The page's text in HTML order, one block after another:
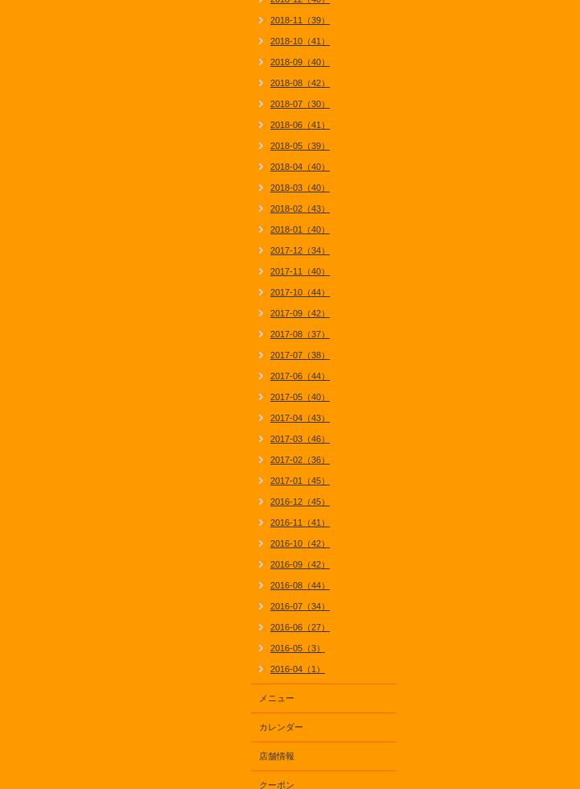
2018-11（39）
2018-10（41）
2018-09（40）
2018-08（42）
2018-07（30）
2018-06（41）
2018-05（39）
2018-04（40）
2018-03（40）
2018-02（43）
2018-01（40）
2017-12（34）
2017-11（40）
2017-10（44）
2017-09（42）
2017-08（37）
2017-07（38）
2017-06（44）
2017-05（40）
2017-04（43）
2017-03（46）
2017-02（36）
2017-01（45）
2016-12（45）
2016-11（41）
2016-10（42）
2016-09（42）
2016-08（44）
2016-07（34）
2016-06（27）
2016-05（3）
2016-04（1）
メニュー
カレンダー
店舗情報
クーポン